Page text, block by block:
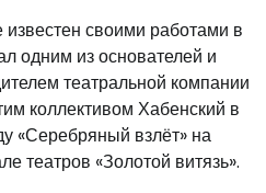
своими работами в
одним из основателей и
театральной компании
коллективом Хабенский в
«Серебряный взлёт» на
театров «Золотой витязь».